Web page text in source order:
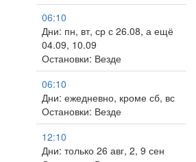
06:10
Дни: пн, вт, ср с 26.08, а ещё
04.09, 10.09
Остановки: Везде
06:10
Дни: ежедневно, кроме сб, вс
Остановки: Везде
12:10
Дни: только 26 авг, 2, 9 сен